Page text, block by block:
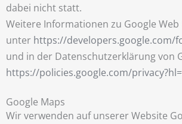
dabei nicht statt.
Weitere Informationen zu Google Web
unter https://developers.google.com/
und in der Datenschutzerklärung von
https://policies.google.com/
Google Maps
Wir verwenden auf unserer Website